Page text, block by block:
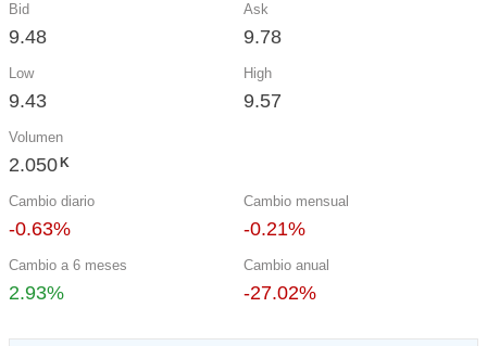
Bid
9.48
Ask
9.78
Low
9.43
High
9.57
Volumen
2.050 K
Cambio diario
-0.63%
Cambio mensual
-0.21%
Cambio a 6 meses
2.93%
Cambio anual
-27.02%